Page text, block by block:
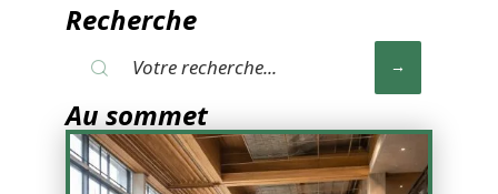
Recherche
Au sommet